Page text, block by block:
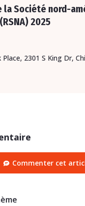
la Société nord-
2025
Place, 2301 S King Dr,
Commenter cet